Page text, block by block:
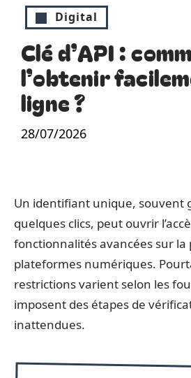
Digital
Clé d’API :
l’obtenir
ligne ?
28/07/2026
Un identifiant unique, souvent
quelques clics, peut ouvrir
fonctionnalités avancées sur la
plateformes numériques.
restrictions varient selon les
imposent des étapes de
inattendues.